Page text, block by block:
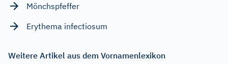
Mönchspfeffer
Erythema infectiosum
Weitere Artikel aus dem Vornamenlexikon